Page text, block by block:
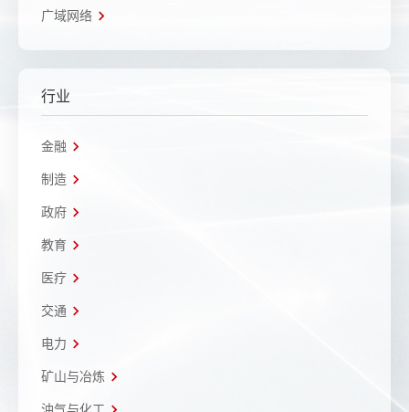
广域网络
行业
金融
制造
政府
教育
医疗
交通
电力
矿山与冶炼